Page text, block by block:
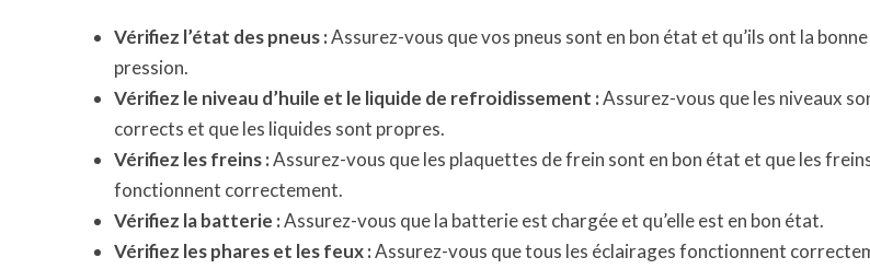
Vérifiez l’état des pneus :Assurez-vous que vos pneus sont en bon état et qu’ils ont la bonne
pression.
Vérifiez le niveau d’huile et le liquide de refroidissement :Assurez-vous que les niveaux
corrects et que les liquides sont propres.
Vérifiez les freins :Assurez-vous que les plaquettes de frein sont en bon état et que les
fonctionnent correctement.
Vérifiez la batterie :Assurez-vous que la batterie est chargée et qu’elle est en bon état.
Vérifiez les phares et les feux :Assurez-vous que tous les éclairages fonctionnent